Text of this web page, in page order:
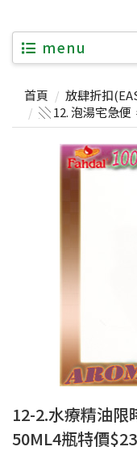
menu
首頁
放肆折扣
░ 12. 泡湯宅急便
12-2.水療精油限
50ML4瓶特價